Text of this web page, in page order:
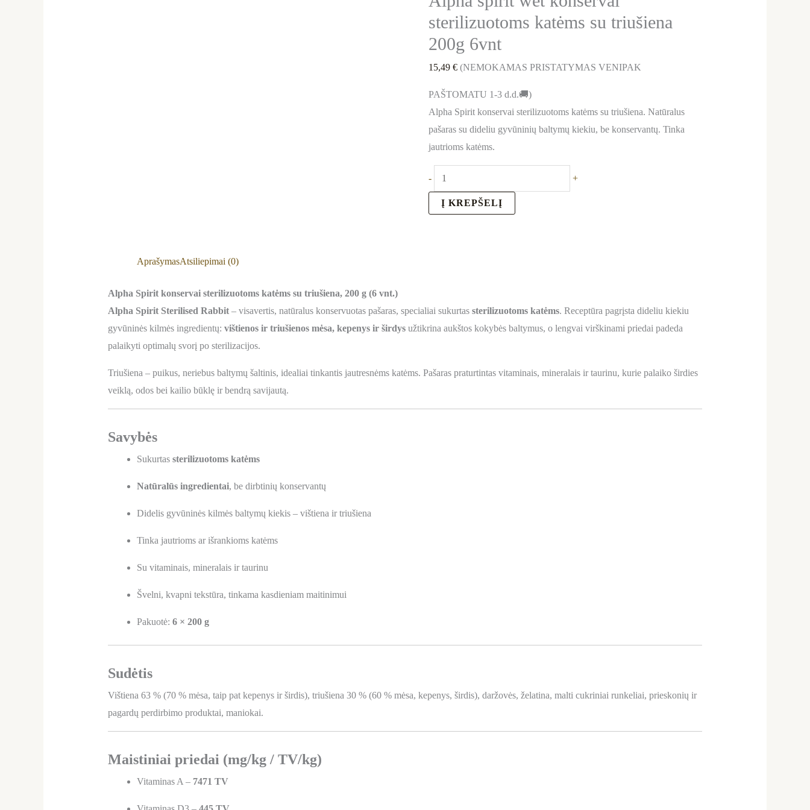
sterilizuotoms katėms su triušiena
200g 6vnt
15,49€ (NEMOKAMAS PRISTATYMAS VENIPAK
PAŠTOMATU 1-3 d.d.🚚)
Alpha Spirit konservai sterilizuotoms katėms su triušiena. Natūralus
pašaras su dideliu gyvūninių baltymų kiekiu, be konservantų. Tinka
jautrioms katėms.
- +
Į KREPŠELĮ
AprašymasAtsiliepimai (0)
Alpha Spirit konservai sterilizuotoms katėms su triušiena, 200 g (6 vnt.)
Alpha Spirit Sterilised Rabbit– visavertis, natūralus konservuotas pašaras, specialiai sukurtas sterilizuotoms katėms. Receptūra pagrįsta dideliu kiekiu
gyvūninės kilmės ingredientų: vištienos ir triušienos mėsa, kepenys ir širdysužtikrina aukštos kokybės baltymus, o lengvai virškinami priedai padeda
palaikyti optimalų svorį po sterilizacijos.
Triušiena – puikus, neriebus baltymų šaltinis, idealiai tinkantis jautresnėms katėms. Pašaras praturtintas vitaminais, mineralais ir taurinu, kurie palaiko širdies
veiklą, odos bei kailio būklę ir bendrą savijautą.
Savybės
Sukurtas sterilizuotoms katėms
Natūralūs ingredientai, be dirbtinių konservantų
Didelis gyvūninės kilmės baltymų kiekis – vištiena ir triušiena
Tinka jautrioms ar išrankioms katėms
Su vitaminais, mineralais ir taurinu
Švelni, kvapni tekstūra, tinkama kasdieniam maitinimui
Pakuotė: 6 × 200 g
Sudėtis
Vištiena 63 % (70 % mėsa, taip pat kepenys ir širdis), triušiena 30 % (60 % mėsa, kepenys, širdis), daržovės, želatina, malti cukriniai runkeliai, prieskonių ir
pagardų perdirbimo produktai, maniokai.
Maistiniai priedai (mg/kg / TV/kg)
Vitaminas A – 7471 TV